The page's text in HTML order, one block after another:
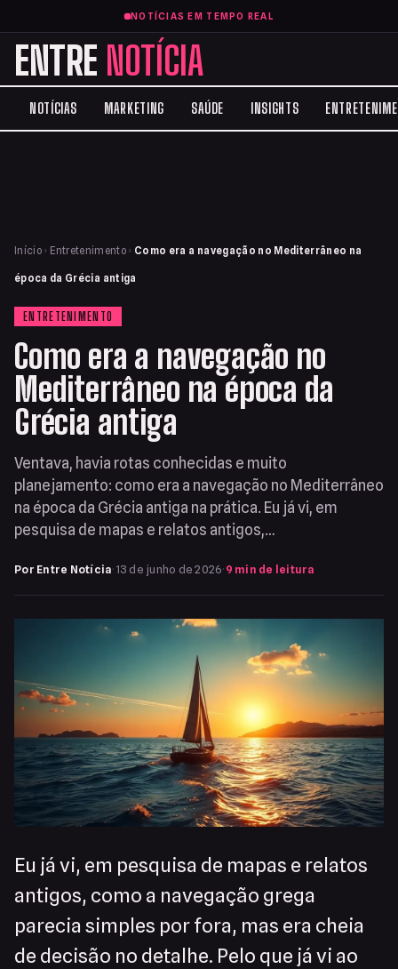
NOTÍCIAS EM TEMPO REAL
ENTRE NOTÍCIA
NOTÍCIAS MARKETING SAÚDE INSIGHTS
Início › Entretenimento › Como era a navegação no Mediterrâneo na
época da Grécia antiga
ENTRETENIMENTO
Como era a navegação no
Mediterrâneo na época da
Grécia antiga
Ventava, havia rotas conhecidas e muito
planejamento: como era a navegação no Mediterrâneo
na época da Grécia antiga na prática. Eu já vi, em
pesquisa de mapas e relatos antigos,…
Por Entre Notícia· 13 de junho de 2026· 9 min de leitura
Eu já vi, em pesquisa de mapas e relatos
antigos, como a navegação grega
parecia simples por fora, mas era cheia
de decisão no detalhe. Pelo que já vi ao